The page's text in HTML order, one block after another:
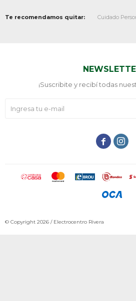
Te recomendamos quitar: Cuidado
¡Suscribite y recibí todas
 
© Copyright 2026 / Electrocentro Rivera